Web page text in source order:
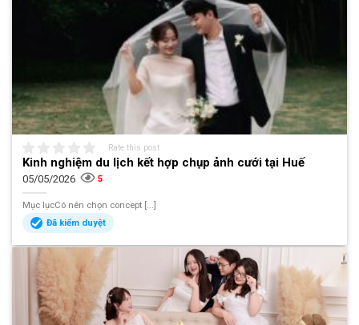
Rate this post
Kinh nghiệm du lịch kết hợp chụp ảnh cưới tại Huế
05/05/2026 5
Mục lụcCó nên chọn concept [...]
Đã kiểm duyệt